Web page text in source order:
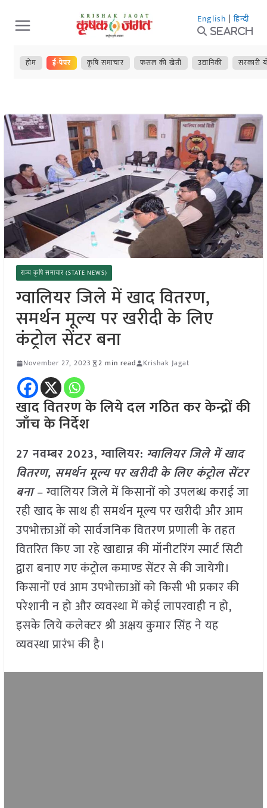
Skip
to
content
English | हिन्दी
Search
होम ई-पेपर कृषि समाचार फसल की खेती उद्यानिकी सरकारी
राज्य कृषि समाचार (STATE NEWS)
ग्वालियर जिले में खाद वितरण,
समर्थन मूल्य पर खरीदी के लिए
कंट्रोल सेंटर बना
November 27, 2023 2 min read Krishak Jagat
खाद वितरण के लिये दल गठित कर केन्द्रों की
जाँच के निर्देश
27 नवम्बर 2023, ग्वालियर: ग्वालियर जिले में खाद
वितरण, समर्थन मूल्य पर खरीदी के लिए कंट्रोल सेंटर
बना– ग्वालियर जिले में किसानों को उपलब्ध कराई जा
रही खाद के साथ ही समर्थन मूल्य पर खरीदी और आम
उपभोक्ताओं को सार्वजनिक वितरण प्रणाली के तहत
वितरित किए जा रहे खाद्यान्न की मॉनीटरिंग स्मार्ट सिटी
द्वारा बनाए गए कंट्रोल कमाण्ड सेंटर से की जायेगी।
किसानों एवं आम उपभोक्ताओं को किसी भी प्रकार की
परेशानी न हो और व्यवस्था में कोई लापरवाही न हो,
इसके लिये कलेक्टर श्री अक्षय कुमार सिंह ने यह
व्यवस्था प्रारंभ की है।